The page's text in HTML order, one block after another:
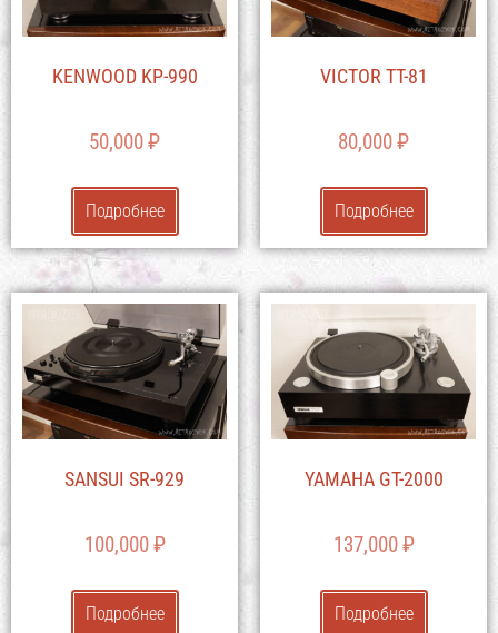
KENWOOD KP-990
50,000₽
Подробнее
VICTOR TT-81
80,000₽
Подробнее
SANSUI SR-929
100,000₽
Подробнее
YAMAHA GT-2000
137,000₽
Подробнее